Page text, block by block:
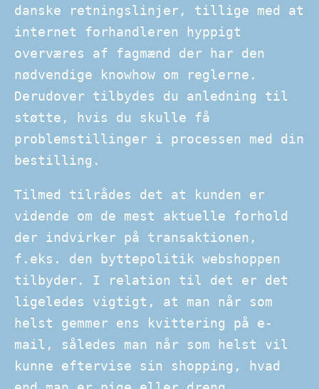
danske retningslinjer, tillige med at
internet forhandleren hyppigt
overværes af fagmænd der har den
nødvendige knowhow om reglerne.
Derudover tilbydes du anledning til
støtte, hvis du skulle få
problemstillinger i processen med din
bestilling.
Tilmed tilrådes det at kunden er
vidende om de mest aktuelle forhold
der indvirker på transaktionen,
f.eks. den byttepolitik webshoppen
tilbyder. I relation til det er det
ligeledes vigtigt, at man når som
helst gemmer ens kvittering på e-
mail, således man når som helst vil
kunne eftervise sin shopping, hvad